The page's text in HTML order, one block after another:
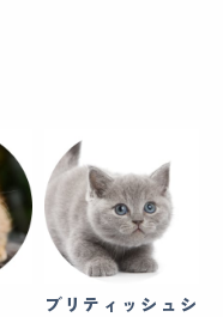
ブリティッシュシ